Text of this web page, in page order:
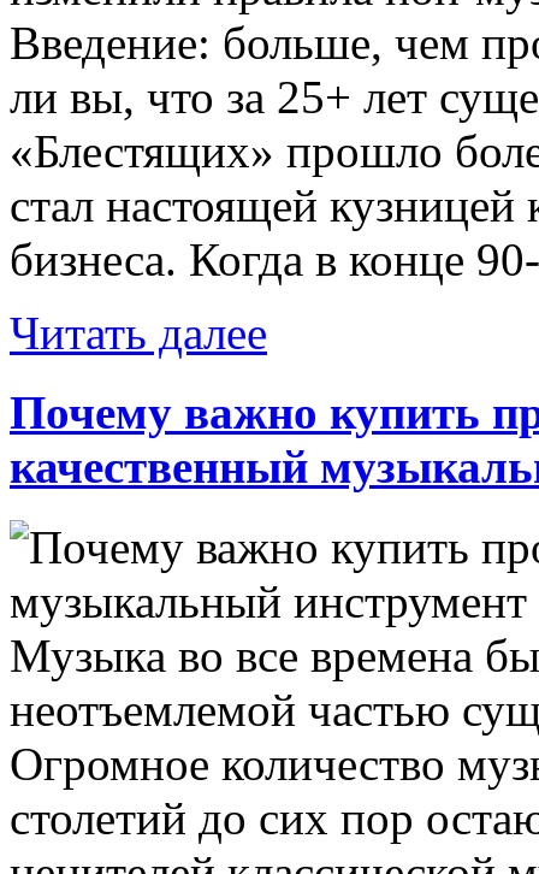
Введение: больше, чем
ли вы, что за 25+ лет
«Блестящих» прошло
стал настоящей
бизнеса. Когда в конце
Читать далее
Почему важно купить
качественный
Музыка во все времена
неотъемлемой частью
Огромное количество
столетий до сих пор